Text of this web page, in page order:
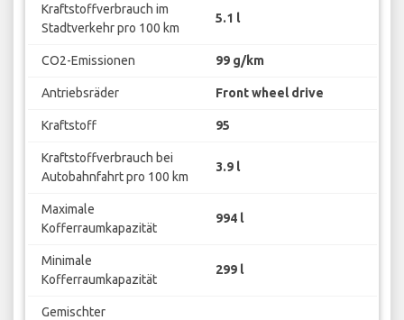
Kraftstoffverbrauch im
Stadtverkehr pro 100 km
5.1 l
CO2-Emissionen 99 g/km
Antriebsräder Front wheel drive
Kraftstoff 95
Kraftstoffverbrauch bei
Autobahnfahrt pro 100 km
3.9 l
Maximale
Kofferraumkapazität
994 l
Minimale
Kofferraumkapazität
299 l
Gemischter